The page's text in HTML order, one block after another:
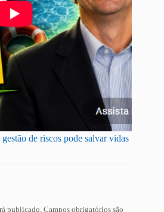
de riscos pode salvar vidas
publicado. Campos obrigatórios são